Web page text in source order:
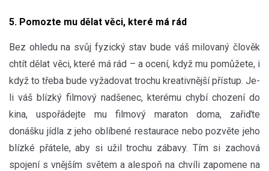
5. Pomozte mu dělat věci, které má rád
Bez ohledu na svůj fyzický stav bude váš milovaný člověk
chtít dělat věci, které má rád – a ocení, když mu pomůžete, i
když to třeba bude vyžadovat trochu kreativnější přístup. Je-
li váš blízký filmový nadšenec, kterému chybí chození do
kina, uspořádejte mu filmový maraton doma, zařiďte
donášku jídla z jeho oblíbené restaurace nebo pozvěte jeho
blízké přátele, aby si užil trochu zábavy. Tím si zachová
spojení s vnějším světem a alespoň na chvíli zapomene na